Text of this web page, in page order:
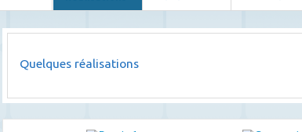
Quelques réalisations